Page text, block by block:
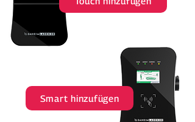
Smart hinzufügen